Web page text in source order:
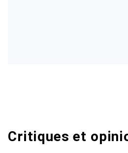
Critiques et